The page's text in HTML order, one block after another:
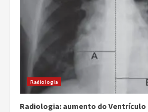
Radiologia
Radiologia: aumento do Ventrículo